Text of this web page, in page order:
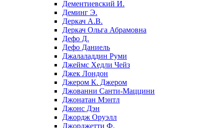
Дементиевский И.
Деминг Э.
Деркач А.В.
Деркач Ольга Абрамовна
Дефо Д.
Дефо Даниель
Джалаладдин Руми
Джеймс Хедли Чейз
Джек Лондон
Джером К. Джером
Джованни Санти-Маццини
Джонатан Мэнтл
Джонс Дэн
Джордж Оруэлл
Джорджетти Ф.